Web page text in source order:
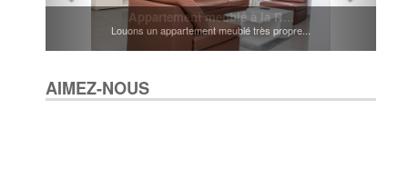
Appartement meublé à la R...
Louons un appartement meublé très propre...
AIMEZ-NOUS